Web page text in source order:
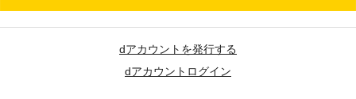
dアカウントを発行する
dアカウントログイン